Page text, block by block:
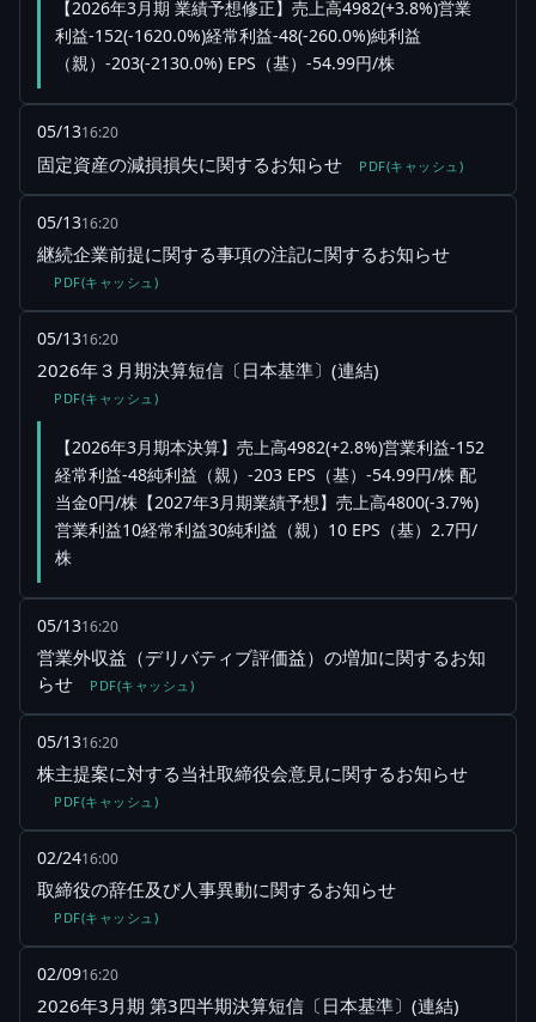
【2026年3月期 業績予想修正】売上高4982(+3.8%)営業
利益-152(-1620.0%)経常利益-48(-260.0%)純利益
（親）-203(-2130.0%) EPS（基）-54.99円/株
05/1316:20
固定資産の減損損失に関するお知らせ PDF(キャッシュ)
05/1316:20
継続企業前提に関する事項の注記に関するお知らせ
PDF(キャッシュ)
05/1316:20
2026年３月期決算短信〔日本基準〕(連結)
PDF(キャッシュ)
【2026年3月期本決算】売上高4982(+2.8%)営業利益-152
経常利益-48純利益（親）-203 EPS（基）-54.99円/株 配
当金0円/株【2027年3月期業績予想】売上高4800(-3.7%)
営業利益10経常利益30純利益（親）10 EPS（基）2.7円/
株
05/1316:20
営業外収益（デリバティブ評価益）の増加に関するお知
らせ
PDF(キャッシュ)
05/1316:20
株主提案に対する当社取締役会意見に関するお知らせ
PDF(キャッシュ)
02/2416:00
取締役の辞任及び人事異動に関するお知らせ
PDF(キャッシュ)
02/0916:20
2026年3月期 第3四半期決算短信〔日本基準〕(連結)